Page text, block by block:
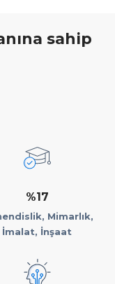
sahip
%17
Mimarlık,
İmalat, İnşaat